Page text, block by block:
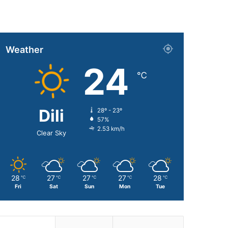
Weather
Dili
Clear Sky
24 ℃
28º - 23º
57%
2.53 km/h
28 ℃
Fri
27 ℃
Sat
27 ℃
Sun
27 ℃
Mon
28 ℃
Tue